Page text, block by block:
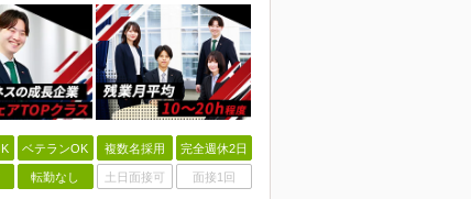
ベテランOK 複数名採用 完全週休2日
転勤なし 土日面接可 面接1回